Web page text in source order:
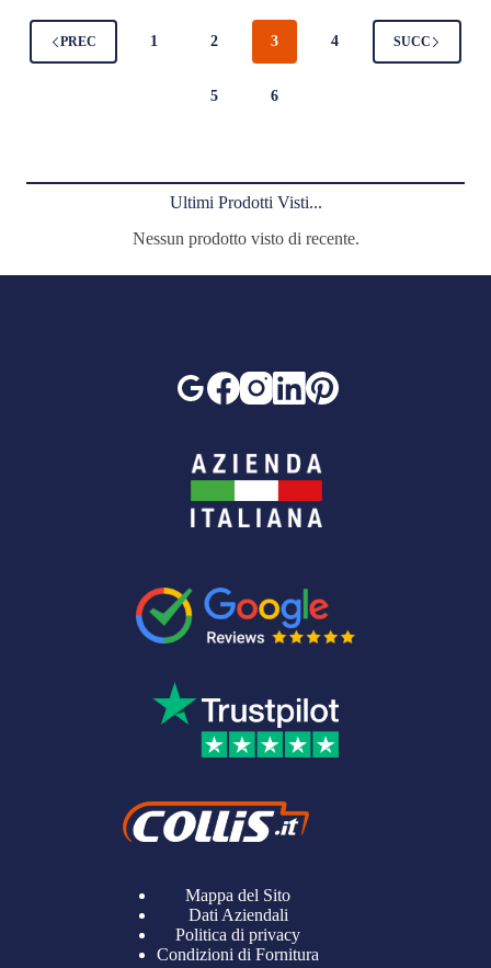
PREC 1 2 3 4
5 6
SUCC
Ultimi Prodotti Visti...
Nessun prodotto visto di recente.
Mappa del Sito
Dati Aziendali
Politica di privacy
Condizioni di Fornitura